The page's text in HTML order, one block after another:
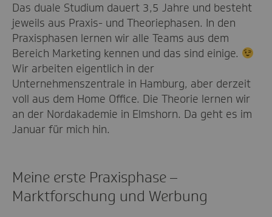
Das duale Studium dauert 3,5 Jahre und besteht
jeweils aus Praxis- und Theoriephasen. In den
Praxisphasen lernen wir alle Teams aus dem
Bereich Marketing kennen und das sind einige.
Wir arbeiten eigentlich in der
Unternehmenszentrale in Hamburg, aber derzeit
voll aus dem Home Office. Die Theorie lernen wir
an der Nordakademie in Elmshorn. Da geht es im
Januar für mich hin.
Meine erste Praxisphase –
Marktforschung und Werbung